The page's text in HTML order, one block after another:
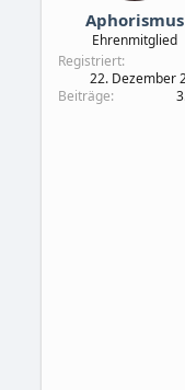
Aphorismus
Ehrenmitglied
Registriert
22. Dezember
Beiträge